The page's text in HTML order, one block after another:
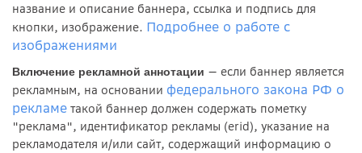
название и описание баннера, ссылка и подпись для
кнопки, изображение. Подробнее о работе с
изображениями
Включение рекламной аннотации — если баннер является
рекламным, на основании федерального закона РФ о
рекламе такой баннер должен содержать пометку
"реклама", идентификатор рекламы (erid), указание на
рекламодателя и/или сайт, содержащий информацию о